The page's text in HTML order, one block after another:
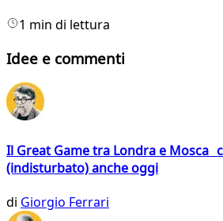
1 min di lettura
Idee e commenti
Il Great Game tra Londra e Mosca
(indisturbato) anche oggi
di Giorgio Ferrari